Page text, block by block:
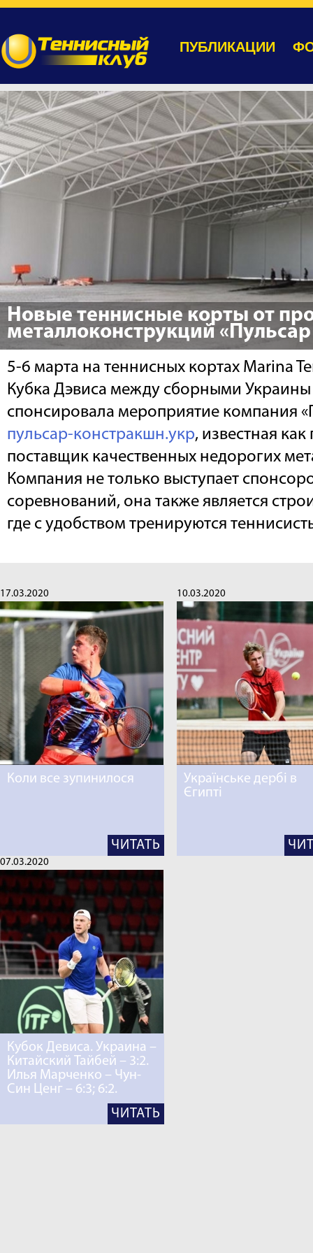
ПУБЛИКАЦИИ
Новые теннисные корты от
металлоконструкций
5-6 марта на теннисных кортах Marina
Кубка Дэвиса между сборными
спонсировала мероприятие компания
пульсар-констракшн.укр, известная
поставщик качественных недорогих
Компания не только выступает
соревнований, она также является
где с удобством тренируются
17.03.2020
Коли все зупинилося
ЧИТАТЬ
10.03.2020
Українське дербі в
Єгипті
07.03.2020
Кубок Девиса. Украина –
Китайский Тайбей – 3:2.
Илья Марченко – Чун-
Син Ценг – 6:3; 6:2.
ЧИТАТЬ